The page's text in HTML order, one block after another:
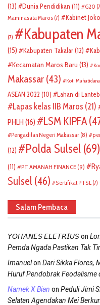
(13)
Dunia Pendidikan (11) G20
Maminasata Maros (7) Kabinet
(7) Kabupaten
(15)
Kabupaten Takalar(12)
Kecamatan Maros Baru (13)
Makassar (43) Koti
ASEAN 2022 (10) Lahan di
Lapas kelas IIB Maros (21)
PHLH (16) LSM KIPFA
Pengadilan Negeri Makassar (8)
(12)
Polda Sulsel (69)
(11)
PT AMANAH FINANCE(9)
Sulsel (46) Sertifikat PTSL (7)
Salam Pembaca
𝘠𝘖𝘏𝘈𝘕𝘌𝘚 𝘌𝘓𝘌𝘛𝘙𝘐𝘜𝘚on
Pemda Ngada Pastikan Tak
Imanuelon Dari Sikka Flores,
Huruf Pendobrak Feodalisme
Namek X Bian on Peduli Jimi
Selatan Agendakan Mei